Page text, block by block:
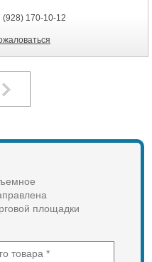
(928) 170-10-12
площадки